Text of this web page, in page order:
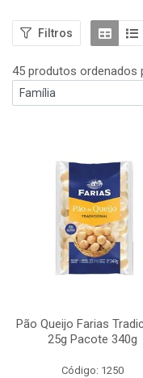
Filtros
45 produtos ordenados
Pão Queijo Farias
25g Pacote 340g
Código: 1250